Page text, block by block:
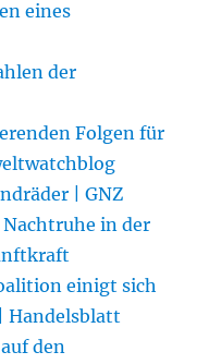
eines
der
Folgen für
| GNZ
in der
einigt sich
Handelsblatt
den